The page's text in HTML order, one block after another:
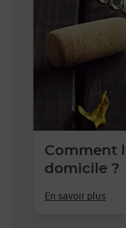
Comment
domicile ?
En savoir plus